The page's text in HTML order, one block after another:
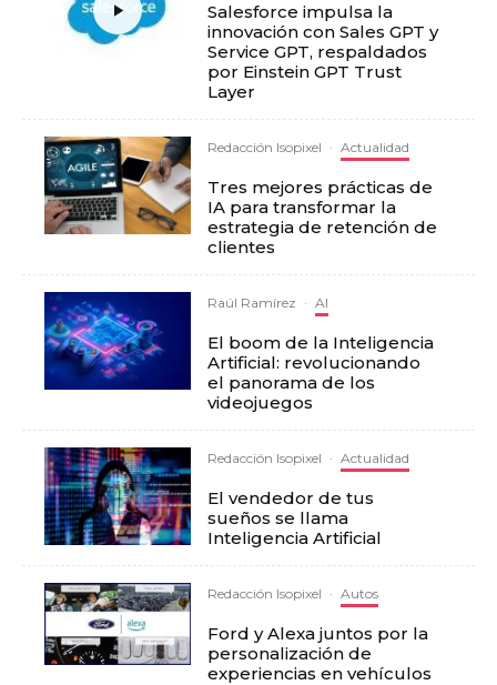
Salesforce impulsa la
innovación con Sales GPT y
Service GPT, respaldados
por Einstein GPT Trust
Layer
Redacción Isopixel · Actualidad
Tres mejores prácticas de
IA para transformar la
estrategia de retención de
clientes
Raúl Ramírez · AI
El boom de la Inteligencia
Artificial: revolucionando
el panorama de los
videojuegos
Redacción Isopixel · Actualidad
El vendedor de tus
sueños se llama
Inteligencia Artificial
Redacción Isopixel · Autos
Ford y Alexa juntos por la
personalización de
experiencias en vehículos